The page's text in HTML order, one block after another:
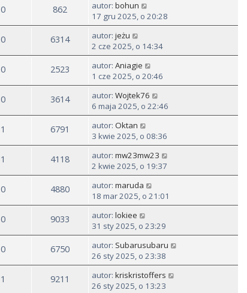
0 862 autor: bohun
17 gru 2025, o 20:28
0 6314 autor: jeżu
2 cze 2025, o 14:34
0 2523 autor: Aniagie
1 cze 2025, o 20:46
0 3614 autor: Wojtek76
6 maja 2025, o 22:46
1 6791 autor: Oktan
3 kwie 2025, o 08:36
1 4118 autor: mw23mw23
2 kwie 2025, o 19:37
0 4880 autor: maruda
18 mar 2025, o 21:01
0 9033 autor: lokiee
31 sty 2025, o 23:29
0 6750 autor: Subarusubaru
26 sty 2025, o 23:38
1 9211 autor: kriskristoffers
26 sty 2025, o 13:23